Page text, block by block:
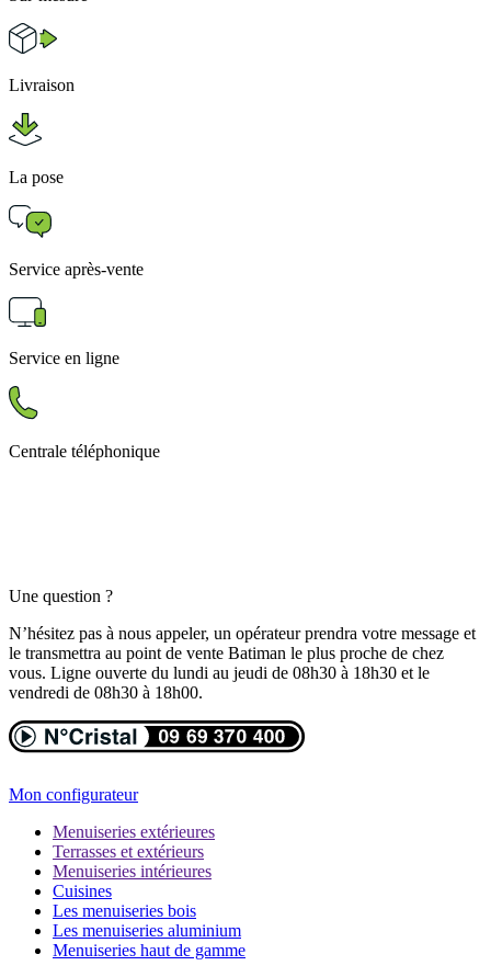
Livraison
La pose
Service après-vente
Service en ligne
Centrale téléphonique
Une question ?
N’hésitez pas à nous appeler, un opérateur prendra votre message et
le transmettra au point de vente Batiman le plus proche de chez
vous. Ligne ouverte du lundi au jeudi de 08h30 à 18h30 et le
vendredi de 08h30 à 18h00.
Mon configurateur
Menuiseries extérieures
Terrasses et extérieurs
Menuiseries intérieures
Cuisines
Les menuiseries bois
Les menuiseries aluminium
Menuiseries haut de gamme